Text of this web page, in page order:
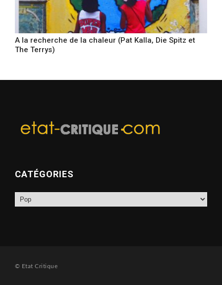
A la recherche de la chaleur (Pat Kalla, Die Spitz et
The Terrys)
CATÉGORIES
Catégories
© Etat Critique